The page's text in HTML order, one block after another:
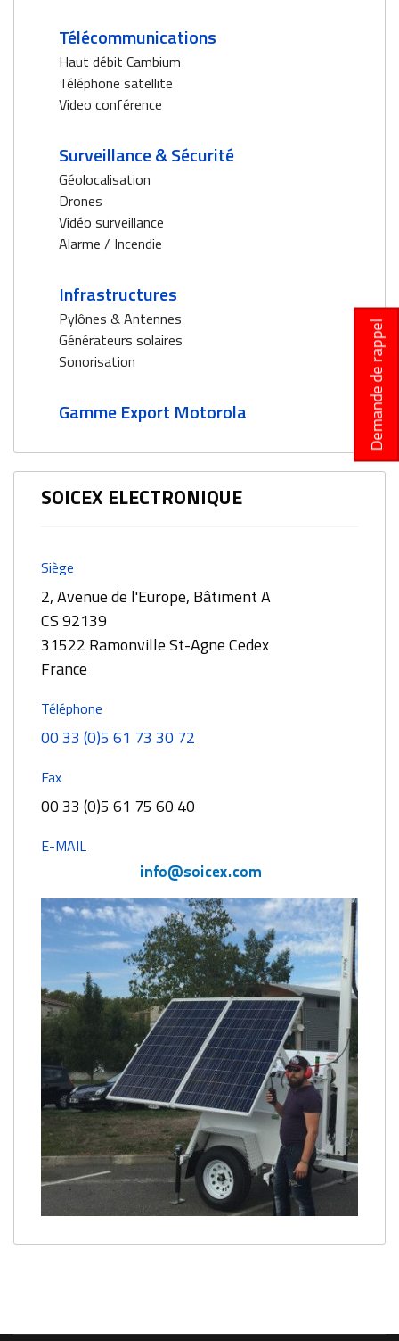
Télécommunications
Haut débit Cambium
Téléphone satellite
Video conférence
Surveillance & Sécurité
Géolocalisation
Drones
Vidéo surveillance
Alarme / Incendie
Infrastructures
Pylônes & Antennes
Générateurs solaires
Sonorisation
Gamme Export Motorola
SOICEX ELECTRONIQUE
Siège
2, Avenue de l'Europe, Bâtiment A
CS 92139
31522 Ramonville St-Agne Cedex
France
Téléphone
00 33 (0)5 61 73 30 72
Fax
00 33 (0)5 61 75 60 40
E-MAIL
Demande de rappel